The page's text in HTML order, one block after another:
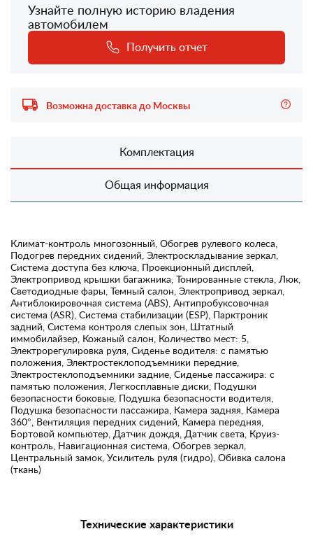
Узнайте полную историю владения
автомобилем
Получить отчет
Возможна доставка до Москвы
Комплектация
Общая информация
Климат-контроль многозонный, Обогрев рулевого колеса,
Подогрев передних сидений, Электроскладывание зеркал,
Система доступа без ключа, Проекционный дисплей,
Электропривод крышки багажника, Тонированные стекла, Люк,
Светодиодные фары, Темный салон, Электропривод зеркал,
Антиблокировочная система (ABS), Антипробуксовочная
система (ASR), Система стабилизации (ESP), Парктроник
задний, Система контроля слепых зон, Штатный
иммобилайзер, Кожаный салон, Количество мест: 5,
Электрорегулировка руля, Сиденье водителя: с памятью
положения, Электростеклоподъемники передние,
Электростеклоподъемники задние, Сиденье пассажира: с
памятью положения, Легкосплавные диски, Подушки
безопасности боковые, Подушка безопасности водителя,
Подушка безопасности пассажира, Камера задняя, Камера
360°, Вентиляция передних сидений, Камера передняя,
Бортовой компьютер, Датчик дождя, Датчик света, Круиз-
контроль, Навигационная система, Обогрев зеркал,
Центральный замок, Усилитель руля (гидро), Обивка салона
(ткань)
Технические характеристики